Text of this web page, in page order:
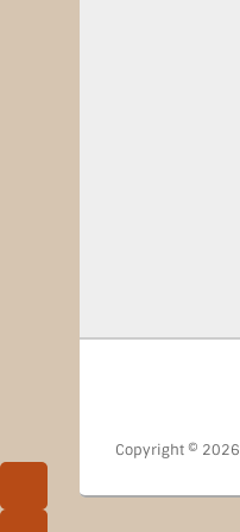
Copyright © 2026